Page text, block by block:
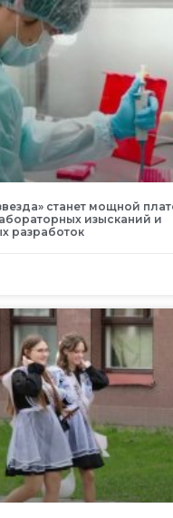
станет мощной
изысканий и
разработок